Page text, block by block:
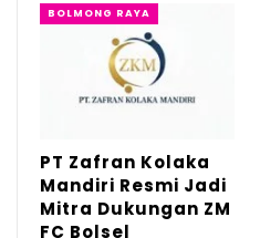
telah mendukung
mengisi kekosongan
Alhamdulillah, kurang
semua bisa jalani ini
Selain itu, Abdullah
BOLMONG RAYA
PT Zafran Kolaka
Mandiri Resmi Jadi
Mitra Dukungan ZM
FC Bolsel